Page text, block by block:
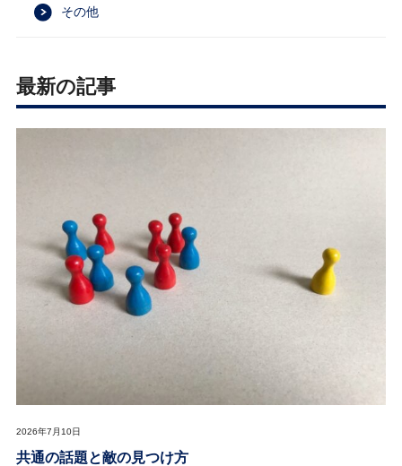
その他
最新の記事
2026年7月10日
共通の話題と敵の見つけ方